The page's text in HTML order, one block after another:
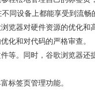
同设备上都能享受到流畅
览器对硬件资源的优化和
化和对代码的严格审查。
等。同时，谷歌浏览器还
标签页管理功能。